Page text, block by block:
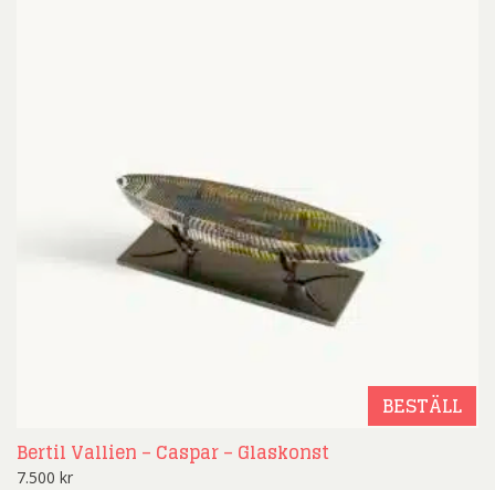
BESTÄLL
Bertil Vallien – Caspar – Glaskonst
7.500 kr